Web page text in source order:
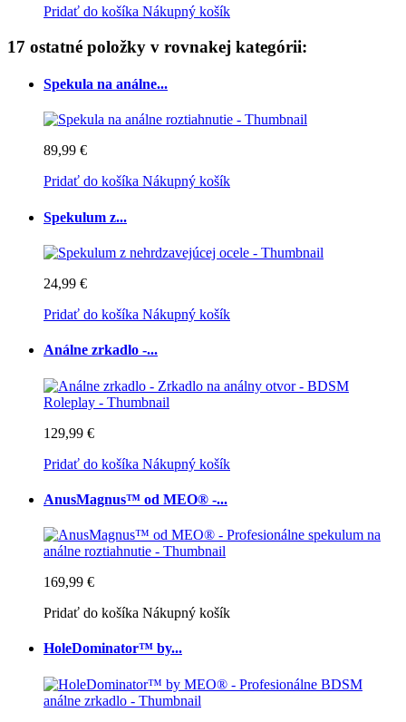
Pridať do košíka Nákupný košík
17 ostatné položky v rovnakej kategórii:
Spekula na análne...
89,99 €
Pridať do košíka Nákupný košík
Spekulum z...
24,99 €
Pridať do košíka Nákupný košík
Análne zrkadlo -...
129,99 €
Pridať do košíka Nákupný košík
AnusMagnus™ od MEO® -...
169,99 €
Pridať do košíka Nákupný košík
HoleDominator™ by...